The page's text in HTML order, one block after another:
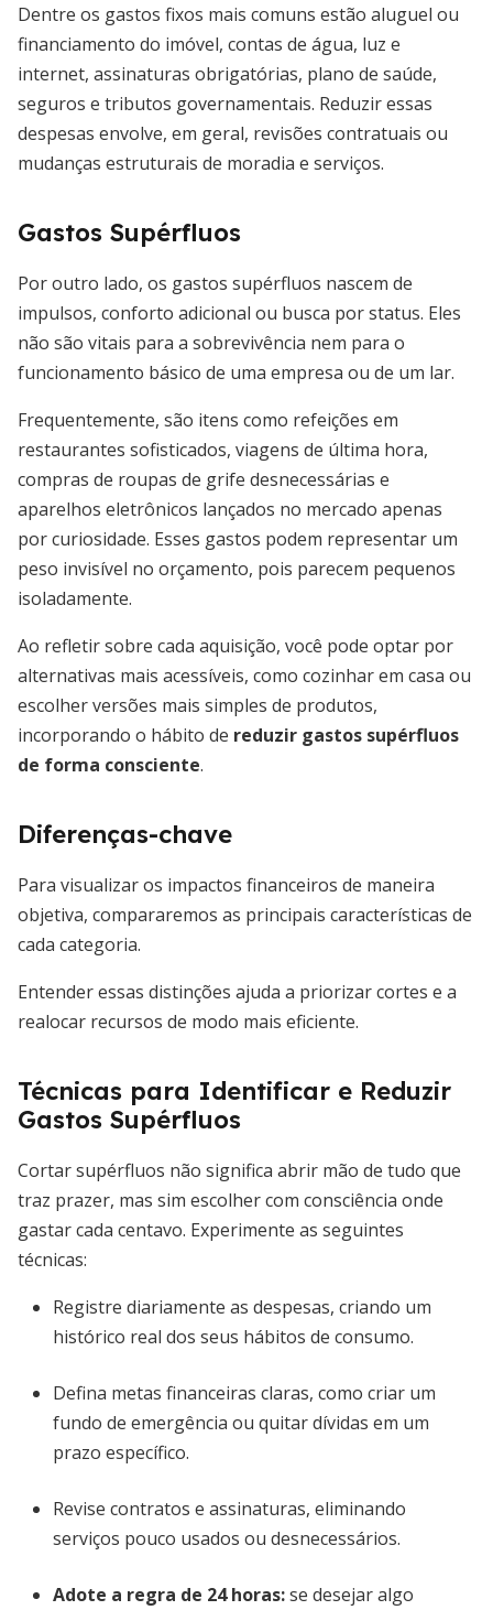
Dentre os gastos fixos mais comuns estão aluguel ou
financiamento do imóvel, contas de água, luz e
internet, assinaturas obrigatórias, plano de saúde,
seguros e tributos governamentais. Reduzir essas
despesas envolve, em geral, revisões contratuais ou
mudanças estruturais de moradia e serviços.
Gastos Supérfluos
Por outro lado, os gastos supérfluos nascem de
impulsos, conforto adicional ou busca por status. Eles
não são vitais para a sobrevivência nem para o
funcionamento básico de uma empresa ou de um lar.
Frequentemente, são itens como refeições em
restaurantes sofisticados, viagens de última hora,
compras de roupas de grife desnecessárias e
aparelhos eletrônicos lançados no mercado apenas
por curiosidade. Esses gastos podem representar um
peso invisível no orçamento, pois parecem pequenos
isoladamente.
Ao refletir sobre cada aquisição, você pode optar por
alternativas mais acessíveis, como cozinhar em casa ou
escolher versões mais simples de produtos,
incorporando o hábito de reduzir gastos supérfluos
de forma consciente.
Diferenças-chave
Para visualizar os impactos financeiros de maneira
objetiva, compararemos as principais características de
cada categoria.
Entender essas distinções ajuda a priorizar cortes e a
realocar recursos de modo mais eficiente.
Técnicas para Identificar e Reduzir
Gastos Supérfluos
Cortar supérfluos não significa abrir mão de tudo que
traz prazer, mas sim escolher com consciência onde
gastar cada centavo. Experimente as seguintes
técnicas:
Registre diariamente as despesas, criando um
histórico real dos seus hábitos de consumo.
Defina metas financeiras claras, como criar um
fundo de emergência ou quitar dívidas em um
prazo específico.
Revise contratos e assinaturas, eliminando
serviços pouco usados ou desnecessários.
Adote a regra de 24 horas:se desejar algo